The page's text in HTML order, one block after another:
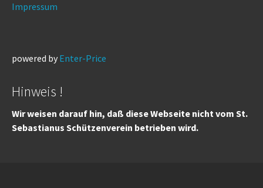
Impressum
powered by Enter-Price
Hinweis !
Wir weisen darauf hin, daß diese Webseite nicht vom St.
Sebastianus Schützenverein betrieben wird.